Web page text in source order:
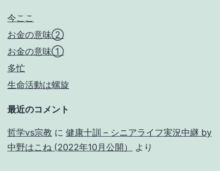
今ここ
お金の意味②
お金の意味①
多忙
生命活動は螺旋
最近のコメント
哲学vs宗教 に 健康十訓 – シニアライフ実況中継 by
中野はこね (2022年10月公開）
より